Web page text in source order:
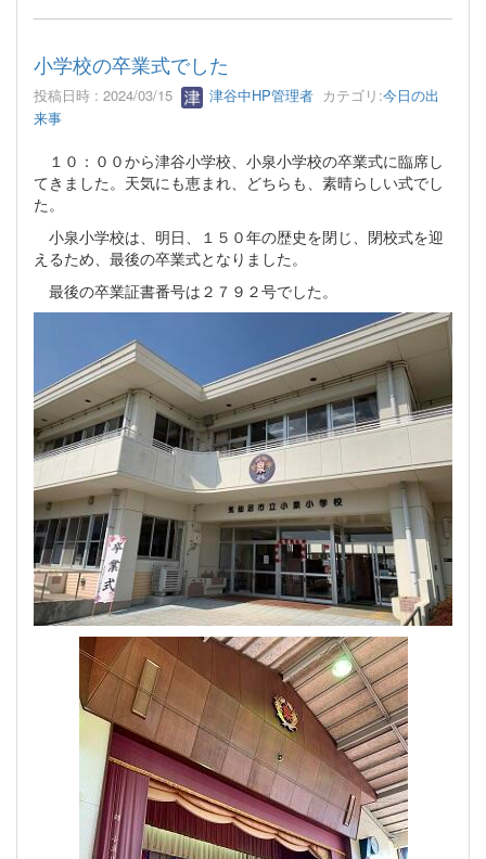
小学校の卒業式でした
投稿日時 : 2024/03/15 津谷中HP管理者 カテゴリ:今日の出
来事
１０：００から津谷小学校、小泉小学校の卒業式に臨席し
てきました。天気にも恵まれ、どちらも、素晴らしい式でし
た。
小泉小学校は、明日、１５０年の歴史を閉じ、閉校式を迎
えるため、最後の卒業式となりました。
最後の卒業証書番号は２７９２号でした。